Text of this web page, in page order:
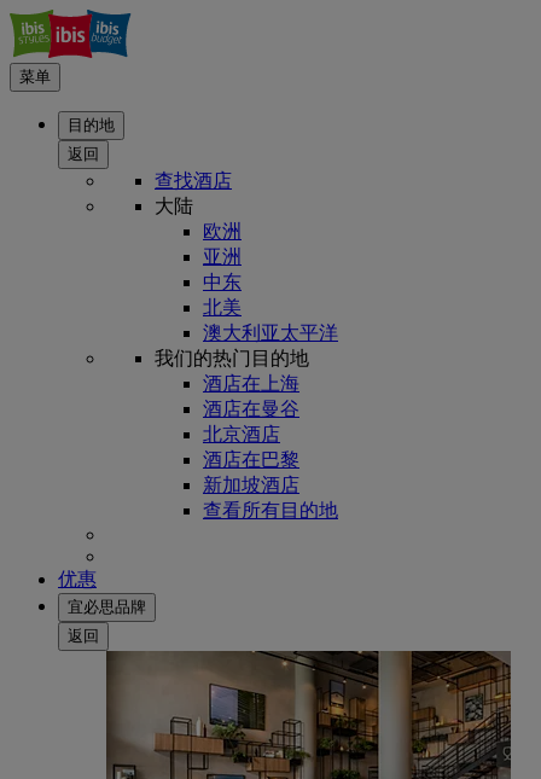
菜单
目的地
返回
查找酒店
大陆
欧洲
亚洲
中东
北美
澳大利亚太平洋
我们的热门目的地
酒店在上海
酒店在曼谷
北京酒店
酒店在巴黎
新加坡酒店
查看所有目的地
优惠
宜必思品牌
返回